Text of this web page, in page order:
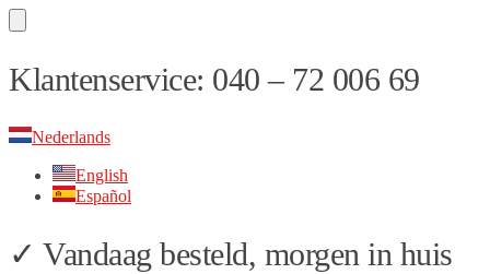
Skip
to
Skip
to
Klantenservice: 040 – 72 006 69
Nederlands
English
Español
✓ Vandaag besteld, morgen in huis